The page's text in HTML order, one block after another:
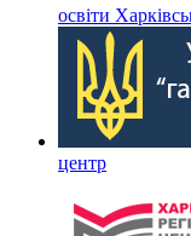
освіти
центр